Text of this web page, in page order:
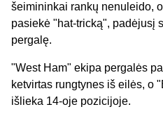
šeimininkai rankų nenuleido,
pasiekė "hat-tricką", padėjusį
pergalę.
"West Ham" ekipa pergalės
ketvirtas rungtynes iš eilės, o
išlieka 14-oje pozicijoje.